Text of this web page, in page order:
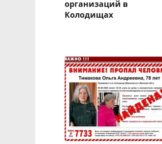
организаций в
Колодищах